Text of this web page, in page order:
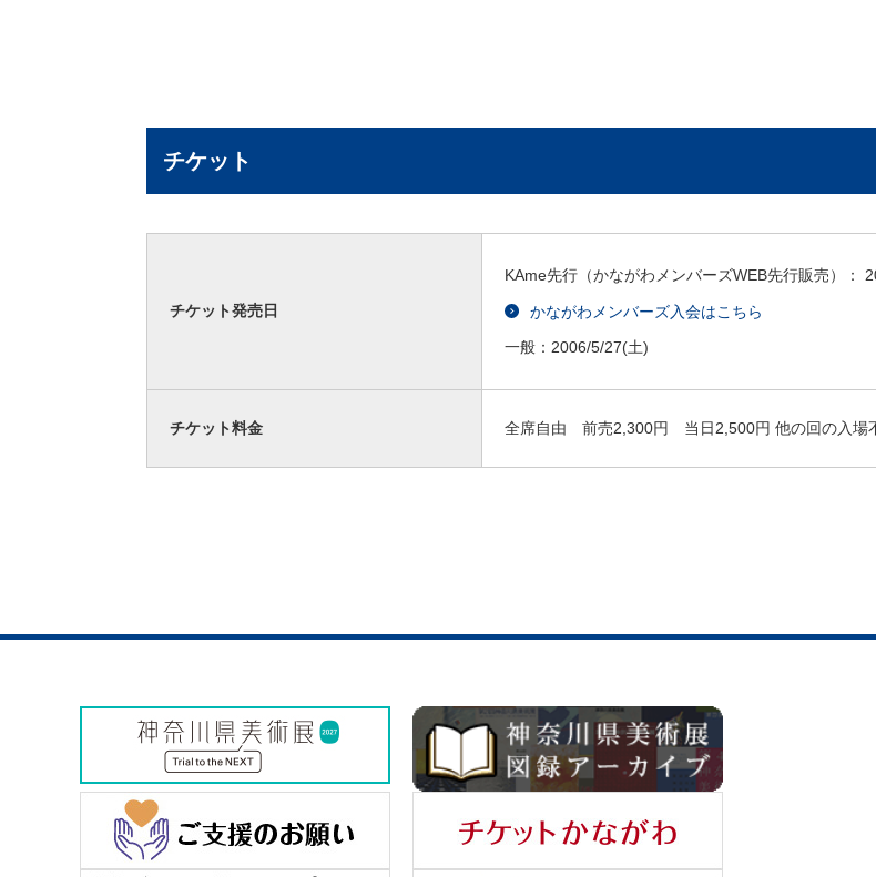
チケット
チケット発売日
KAme先行（かながわメンバーズWEB先行販売）：
かながわメンバーズ入会はこちら
一般： 2006/5/27(土)
チケット料金 全席自由 前売2,300円 当日2,500円 他の回の入場